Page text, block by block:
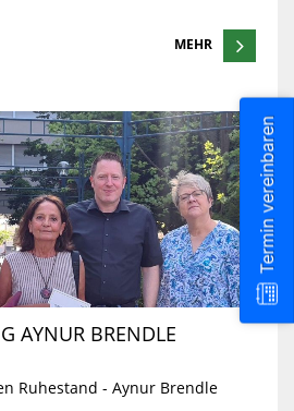
MEHR
AYNUR BRENDLE
Ruhestand - Aynur Brendle
Termin vereinbaren